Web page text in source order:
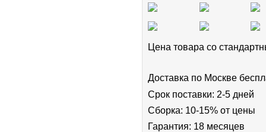
Цена товара cо
Доставка по Москве
Срок поставки: 2-5 дней
Сборка: 10-15% от цены
Гарантия: 18 месяцев